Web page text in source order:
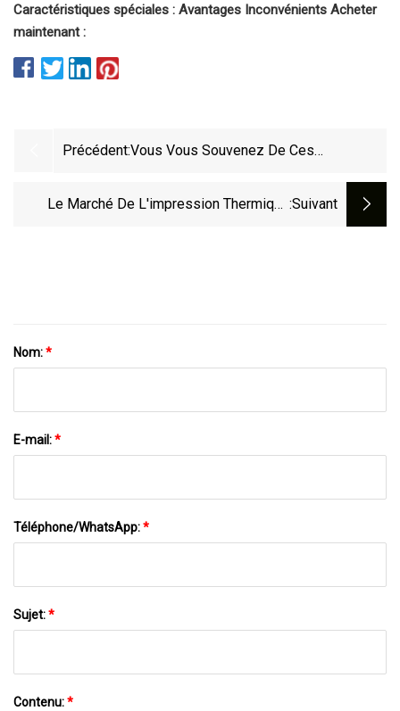
Caractéristiques spéciales : Avantages Inconvénients Acheter
maintenant :
Précédent:Vous Vous Souvenez De Ces
Le Marché De L'impression Thermique :suivant
Nom:*
E-mail:*
Téléphone/WhatsApp:*
Sujet:*
Contenu:*